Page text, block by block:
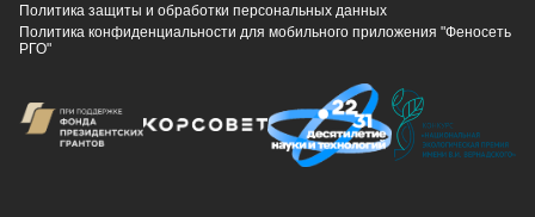
Политика защиты и обработки персональных данных
Политика конфиденциальности для мобильного приложения "Феносеть
РГО"